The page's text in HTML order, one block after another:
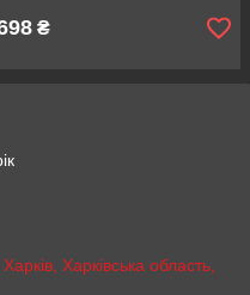
₴
Харківська область,